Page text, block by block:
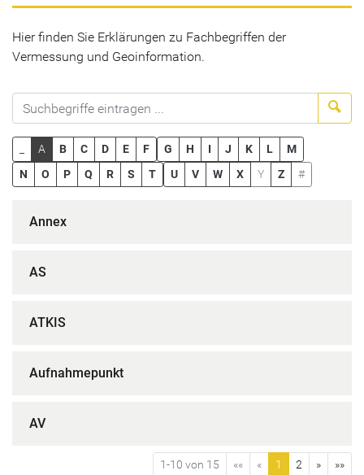
Hier finden Sie Erklärungen zu Fachbegriffen der
Vermessung und Geoinformation.
A B C D E F G H I J K L
M
N
O P Q R S T U V W X Y Z #
Annex
AS
ATKIS
Aufnahmepunkt
AV
1-10 von 15 «« « 1 2 » »»